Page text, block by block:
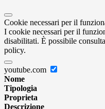
Cookie necessari per il
I cookie necessari per il
disabilitati. È possibile
policy.
youtube.com
Nome
Tipologia
Proprieta
Descrizione